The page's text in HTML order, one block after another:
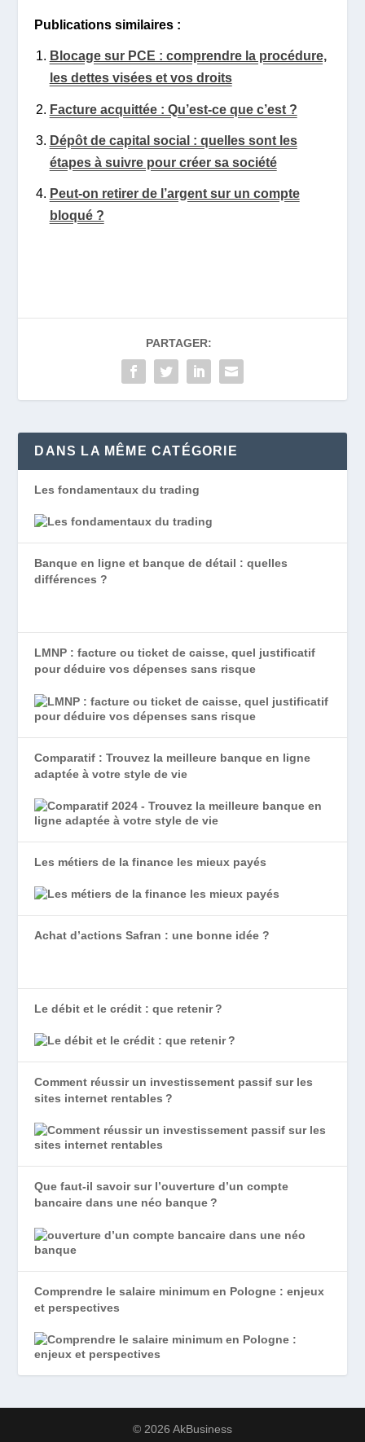
Publications similaires :
Blocage sur PCE : comprendre la procédure,
les dettes visées et vos droits
Facture acquittée : Qu’est-ce que c’est ?
Dépôt de capital social : quelles sont les
étapes à suivre pour créer sa société
Peut-on retirer de l’argent sur un compte
bloqué ?
PARTAGER:
DANS LA MÊME CATÉGORIE
Les fondamentaux du trading
Banque en ligne et banque de détail : quelles
différences ?
LMNP : facture ou ticket de caisse, quel justificatif
pour déduire vos dépenses sans risque
Comparatif : Trouvez la meilleure banque en ligne
adaptée à votre style de vie
Les métiers de la finance les mieux payés
Achat d’actions Safran : une bonne idée ?
Le débit et le crédit : que retenir ?
Comment réussir un investissement passif sur les
sites internet rentables ?
Que faut-il savoir sur l’ouverture d’un compte
bancaire dans une néo banque ?
Comprendre le salaire minimum en Pologne : enjeux
et perspectives
© 2026 AkBusiness